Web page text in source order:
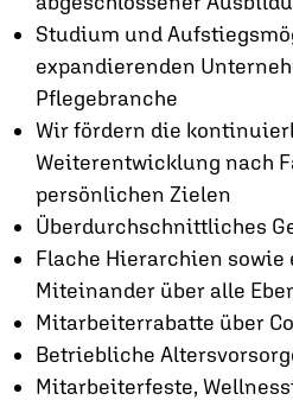
Studium und
expandierenden
Pflegebranche
Wir fördern die
Weiterentwicklung nach
persönlichen Zielen
Überdurchschnittliches
Flache Hierarchien sowie
Miteinander über alle
Mitarbeiterrabatte über
Betriebliche
Mitarbeiterfeste,